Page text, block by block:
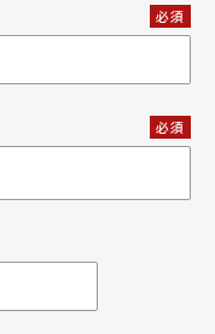
必須
必須